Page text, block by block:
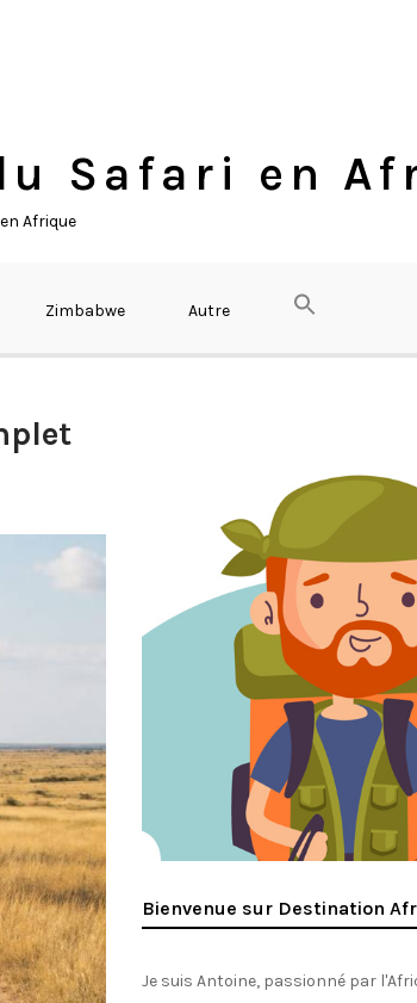
Safari en
Afrique
Zimbabwe Autre
Bienvenue sur Destination
Je suis Antoine, passionné par